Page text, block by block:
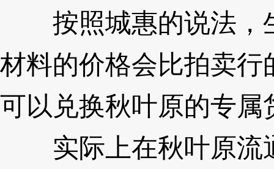
按照城惠的说法，
材料的价格会比拍卖
可以兑换秋叶原的专属
实际上在秋叶原流